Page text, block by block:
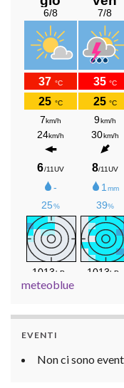
meteoblue
EVENTI
Non ci sono